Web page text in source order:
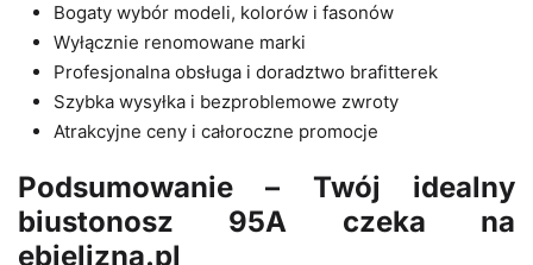
Bogaty wybór modeli, kolorów i fasonów
Wyłącznie renomowane marki
Profesjonalna obsługa i doradztwo brafitterek
Szybka wysyłka i bezproblemowe zwroty
Atrakcyjne ceny i całoroczne promocje
Podsumowanie – Twój idealny
biustonosz 95A czeka na
ebielizna.pl